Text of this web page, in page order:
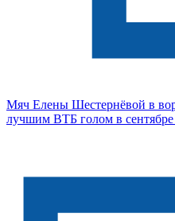
Мяч Елены Шестернёвой в
лучшим ВТБ голом в сентябре